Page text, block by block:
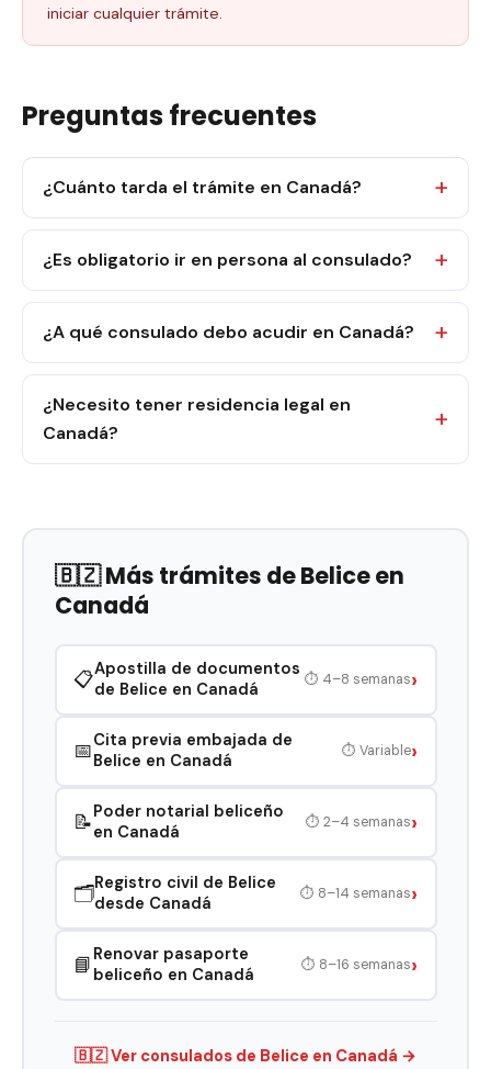
iniciar cualquier trámite.
Preguntas frecuentes
¿Cuánto tarda el trámite en Canadá?
¿Es obligatorio ir en persona al consulado?
¿A qué consulado debo acudir en Canadá?
¿Necesito tener residencia legal en
Canadá?
🇧🇿 Más trámites de Belice en
Canadá
📋Apostilla de documentos
de Belice en Canadá
⏱ 4–8 semanas›
📅Cita previa embajada de
Belice en Canadá
⏱ Variable›
📝Poder notarial beliceño
en Canadá
⏱ 2–4 semanas›
🗂️Registro civil de Belice
desde Canadá
⏱ 8–14 semanas›
📘 Renovar pasaporte
beliceño en Canadá
⏱ 8–16 semanas›
🇧🇿 Ver consulados de Belice en Canadá →